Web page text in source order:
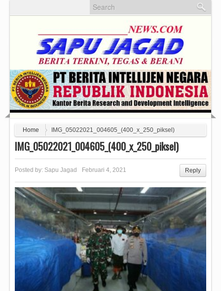
Home IMG_05022021_004605_(400_x_250_piksel)
IMG_05022021_004605_(400_x_250_piksel)
Posted by: Sapu Jagad Februari 4, 2021 Reply